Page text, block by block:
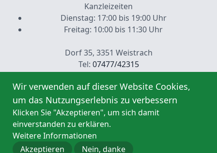
Kanzleizeiten
Dienstag: 17:00 bis 19:00 Uhr
Freitag: 10:00 bis 11:30 Uhr
Dorf 35, 3351 Weistrach
Tel: 07477/42315
pfarramt@pfarre-weistrach.at
FußzeilenmenüKontakt
Impressum
Copyright ©2026
Wir verwenden auf dieser Website Cookies,
um das Nutzungserlebnis zu verbessern
Klicken Sie "Akzeptieren", um sich damit
einverstanden zu erklären.
Weitere Informationen
Akzeptieren
Nein, danke